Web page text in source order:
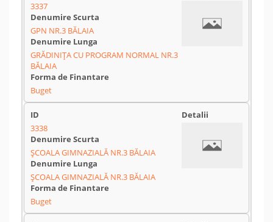
3337
GPN NR.3 BĂLAIA
GRĂDINIŢA CU PROGRAM NORMAL NR.3
BĂLAIA
Buget
3338
ŞCOALA GIMNAZIALĂ NR.3 BĂLAIA
ŞCOALA GIMNAZIALĂ NR.3 BĂLAIA
Buget